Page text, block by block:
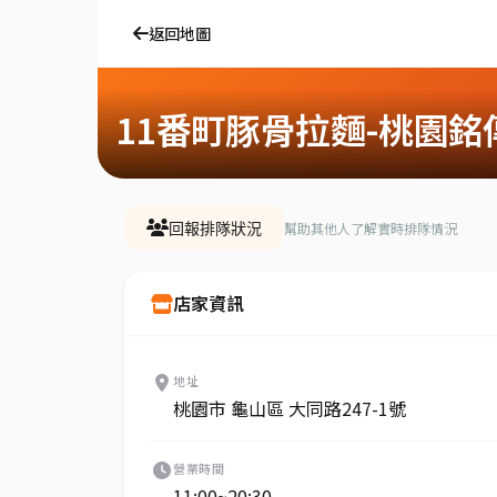
返回地圖
11番町豚骨拉麵-桃園銘
回報排隊狀況 幫助其他人了解實時排隊情況
店家資訊
地址
桃園市 龜山區 大同路247-1號
營業時間